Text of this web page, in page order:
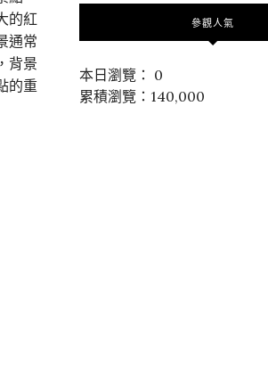
的紅
通常
背景
的重
參觀人氣
本日瀏覽： 0
累積瀏覽：140,000